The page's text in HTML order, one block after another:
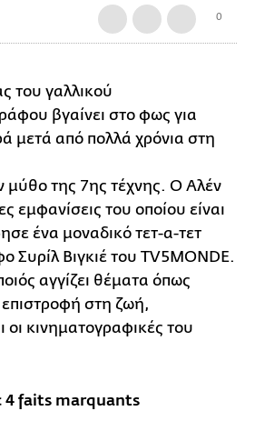
0
του γαλλικού
βγαίνει στο φως για
μετά από πολλά χρόνια στη
μύθο της 7ης τέχνης. Ο Αλέν
εμφανίσεις του οποίου είναι
ένα μοναδικό τετ-α-τετ
Συρίλ Βιγκιέ του TV5MONDE.
αγγίζει θέματα όπως
στη ζωή,
οι κινηματογραφικές του
4 faits marquants